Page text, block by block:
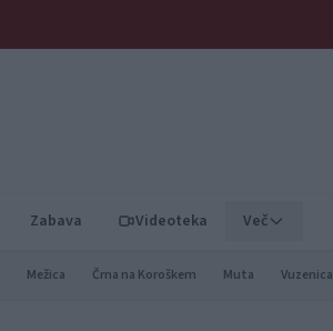
Zabava Videoteka Več
Mežica Črna na Koroškem Muta Vuzenica